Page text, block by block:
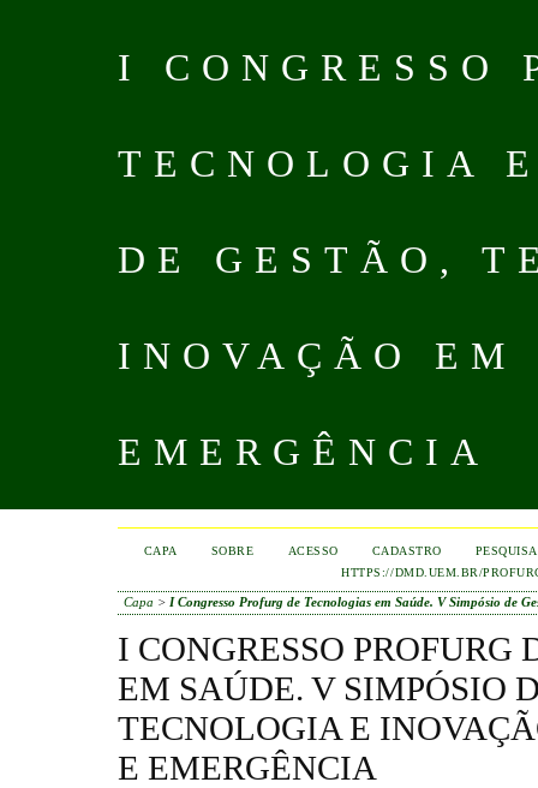
I CONGRESSO
TECNOLOGIA
DE GESTÃO,
INOVAÇÃO EM
EMERGÊNCIA
CAPA SOBRE ACESSO CADASTRO
PESQUISA
HTTPS://DMD.UEM.BR/
Capa > I Congresso Profurg de Tecnologias em Saúde. V Simpósio de
I CONGRESSO PROFURG
EM SAÚDE. V SIMPÓSIO
TECNOLOGIA E
E EMERGÊNCIA